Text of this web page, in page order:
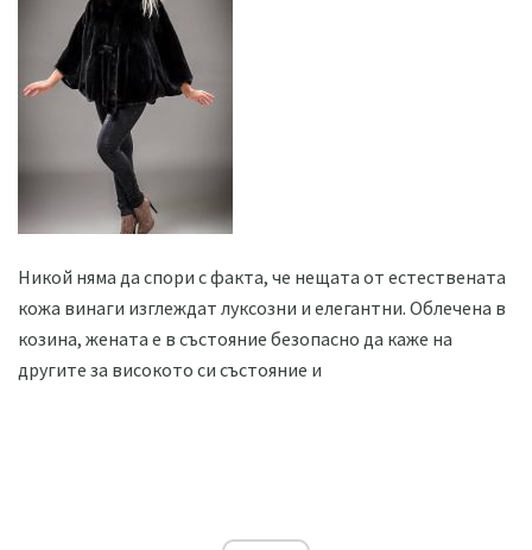
Никой няма да спори с факта, че нещата от естествената
кожа винаги изглеждат луксозни и елегантни. Облечена в
козина, жената е в състояние безопасно да каже на
другите за високото си състояние и